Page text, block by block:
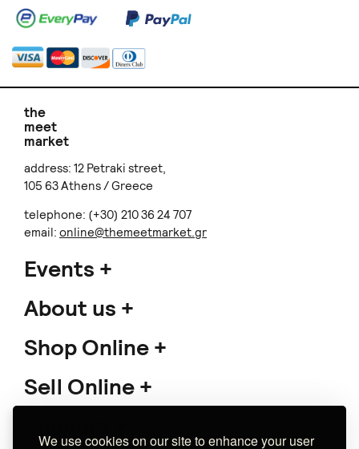
We use cookies on our site to enhance your user
the
meet
market
address: 12 Petraki street,
105 63 Athens / Greece
telephone: (+30) 210 36 24 707
email: online@themeetmarket.gr
Events
About us
Shop Online
Sell Online